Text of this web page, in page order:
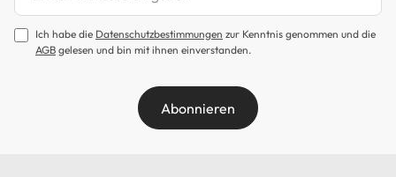
Ich habe die Datenschutzbestimmungen zur Kenntnis genommen und die
AGB gelesen und bin mit ihnen einverstanden.
Abonnieren